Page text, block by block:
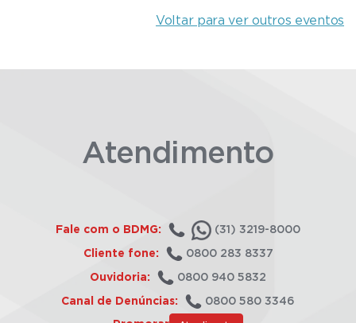
Voltar para ver outros eventos
Atendimento
Fale com o BDMG: (31) 3219-8000
Cliente fone: 0800 283 8337
Ouvidoria: 0800 940 5832
Canal de Denúncias: 0800 580 3346